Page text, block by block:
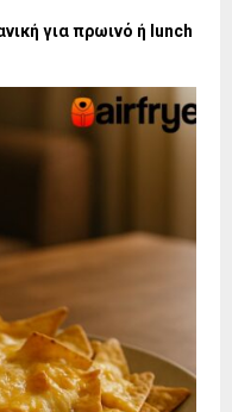
για πρωινό ή lunch